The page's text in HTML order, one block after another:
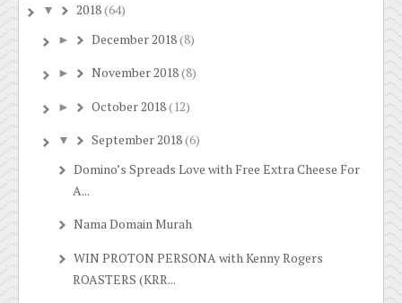
▼ 2018(64)
► December 2018(8)
► November 2018(8)
► October 2018(12)
▼ September 2018(6)
Domino’s Spreads Love with Free Extra Cheese For
A...
Nama Domain Murah
WIN PROTON PERSONA with Kenny Rogers
ROASTERS (KRR...